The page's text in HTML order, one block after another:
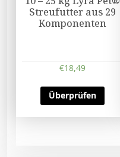
Streufutter aus 29
Komponenten
€18,49
Überprüfen